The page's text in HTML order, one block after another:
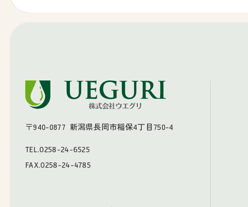
〒940-0877 新潟県長岡市稲保4丁目750-4
TEL.0258-24-6525
FAX.0258-24-4785